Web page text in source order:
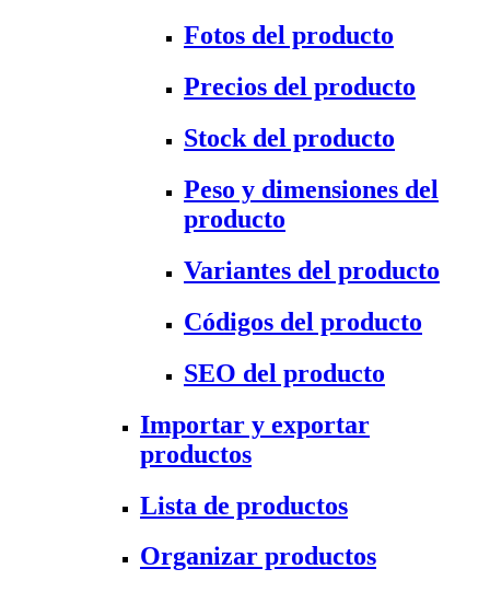
Fotos del producto
Precios del producto
Stock del producto
Peso y dimensiones del
producto
Variantes del producto
Códigos del producto
SEO del producto
Importar y exportar
productos
Lista de productos
Organizar productos